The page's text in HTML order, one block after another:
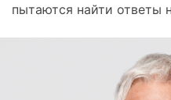
пытаются найти ответы